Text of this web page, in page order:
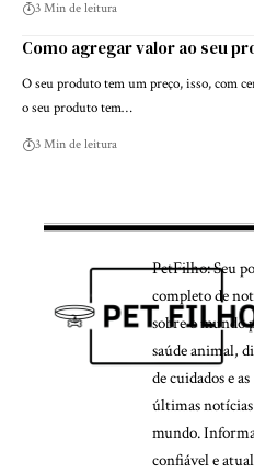
3 Min de leitura
Como agregar valor ao seu
O seu produto tem um preço, isso, com
o seu produto tem…
3 Min de leitura
PetFilho: Seu
completo de
sobre o mundo
saúde animal,
de cuidados e as
últimas
mundo.
confiável e